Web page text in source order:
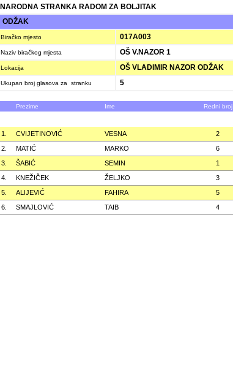
NARODNA STRANKA RADOM ZA BOLJITAK
ODŽAK
Biračko mjesto 017A003
Naziv biračkog mjesta OŠ V.NAZOR 1
Lokacija OŠ VLADIMIR NAZOR ODŽAK
Ukupan broj glasova za stranku 5
Prezime Ime Redni broj
1. CVIJETINOVIĆ VESNA 2
2.
MATIĆ MARKO 6
3.
ŠABIĆ SEMIN 1
4.
KNEŽIČEK ŽELJKO 3
5.
ALIJEVIĆ FAHIRA 5
6.
SMAJLOVIĆ TAIB 4